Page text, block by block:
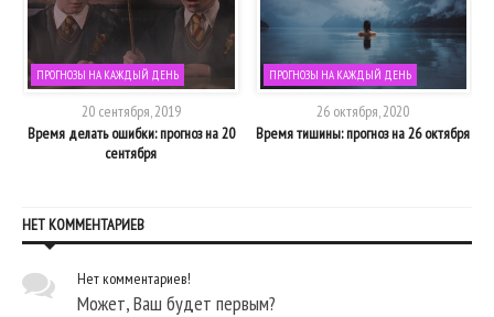
ПРОГНОЗЫ НА КАЖДЫЙ ДЕНЬ
20 сентября, 2019
Время делать ошибки: прогноз на 20
сентября
ПРОГНОЗЫ НА КАЖДЫЙ ДЕНЬ
26 октября, 2020
Время тишины: прогноз на 26 октября
НЕТ КОММЕНТАРИЕВ
Нет комментариев!
Может, Ваш будет первым?